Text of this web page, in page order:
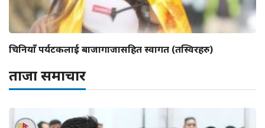
चिनियाँ पर्यटकलाई बाजागाजासहित स्वागत (तस्विरहरु)
ताजा समाचार